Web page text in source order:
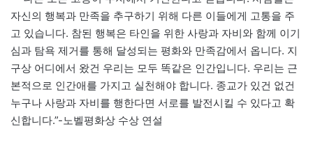
자신의 행복과 만족을 추구하기 위해 다른 이들에게 고통을 주
고 있습니다. 참된 행복은 타인을 위한 사랑과 자비와 함께 이기
심과 탐욕 제거를 통해 달성되는 평화와 만족감에서 옵니다. 지
구상 어디에서 왔건 우리는 모두 똑같은 인간입니다. 우리는 근
본적으로 인간애를 가지고 실천해야 합니다. 종교가 있건 없건
누구나 사랑과 자비를 행한다면 서로를 발전시킬 수 있다고 확
신합니다.”-노벨평화상 수상 연설